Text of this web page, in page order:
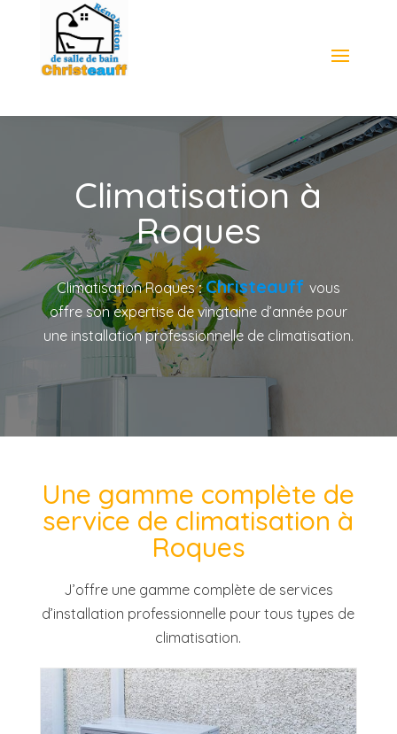
Climatisation à
Roques
Climatisation Roques:Christeauff vous
offre son expertise de vingtaine d’année pour
une installation professionnelle de climatisation.
Une gamme complète de
service de climatisation à
Roques
J’offre une gamme complètede services
d’installation professionnelle pour tous types de
climatisation.